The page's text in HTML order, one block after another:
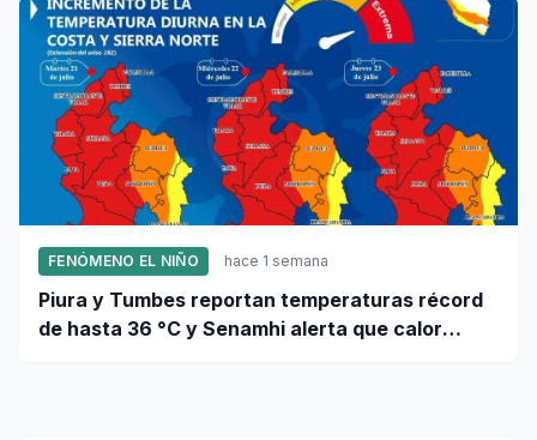
FENÓMENO EL NIÑO hace 1 semana
Piura y Tumbes reportan temperaturas récord
de hasta 36 °C y Senamhi alerta que calor